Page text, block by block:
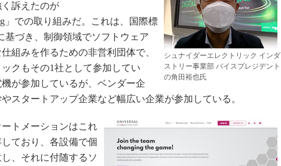
シュナイダーエレクトリック インダ
ストリー事業部 バイスプレジデント
の角田裕也氏
訴えたのが
」での取り組みだ。これは、国際標
基づき、制御領域でソフトウェア
組みを作るための非営利団体で、
クもその1社として参加してい
が参加しているが、ベンダー企
スタートアップ企業など幅広い企業が参加している。
トメーションはこれ
ており、各設備で個
、それに付随するソ